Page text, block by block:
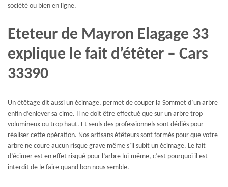
société ou bien en ligne.
Eteteur de Mayron Elagage 33
explique le fait d’étêter – Cars
33390
Un étêtage dit aussi un écimage, permet de couper la Sommet d’un arbre
enfin d’enlever sa cime. Il ne doit être effectué que sur un arbre trop
volumineux ou trop haut. Et seuls des professionnels sont dédiés pour
réaliser cette opération. Nos artisans étêteurs sont formés pour que votre
arbre ne coure aucun risque grave même s’il subit un écimage. Le fait
d’écimer est en effet risqué pour l’arbre lui-même, c’est pourquoi il est
interdit de le faire quand bon nous semble.